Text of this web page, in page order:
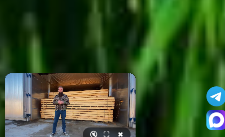
🔇 ⛶ ✖